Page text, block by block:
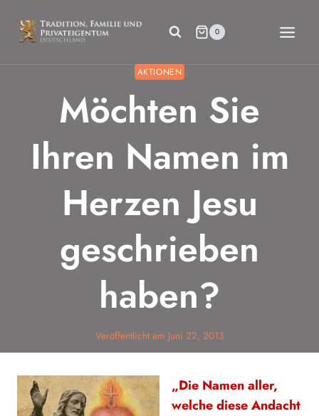
Inhalt
springen
0
AKTIONEN
Möchten Sie
Ihren Namen im
Herzen Jesu
geschrieben
haben?
Veröffentlicht am Juni 22, 2013
„Die Namen aller,
welche diese Andacht